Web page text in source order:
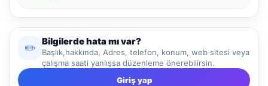
✏️
Bilgilerde hata mı var?
Başlık,hakkında, Adres, telefon, konum, web sitesi veya
çalışma saati yanlışsa düzenleme önerebilirsin.
Giriş yap